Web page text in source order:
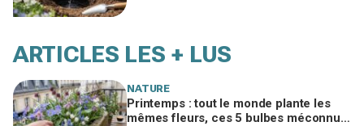
ARTICLES LES + LUS
NATURE
Printemps : tout le monde plante les
mêmes fleurs, ces 5 bulbes méconnus